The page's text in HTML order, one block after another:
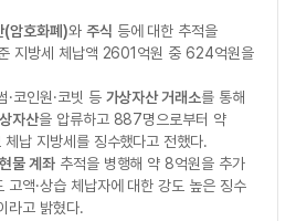
(암호화폐)와 주식 등에 대한 추적을
지방세 체납액 2601억원 중 624억원을
·코인원·코빗 등 가상자산 거래소를 통해
자산을 압류하고 887명으로부터 약
납 지방세를 징수했다고 전했다.
물 계좌추적을 병행해 약 8억원을 추가
고액·상습 체납자에 대한 강도 높은 징수
라고 밝혔다.